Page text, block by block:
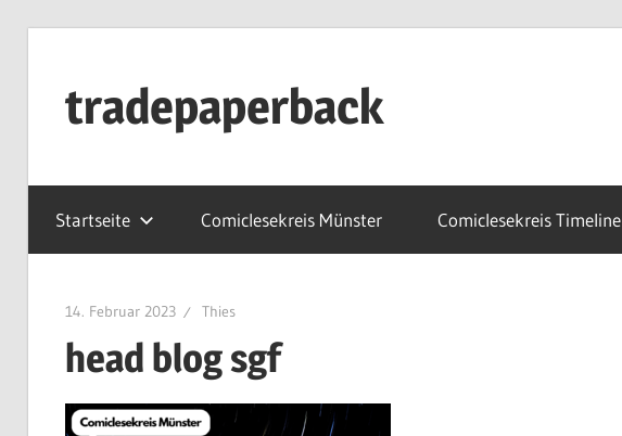
springentradepaperback
by
thies
albers
Startseite Comiclesekreis Münster Comiclesekreis Timeline
14. Februar 2023 Thies
head blog sgf